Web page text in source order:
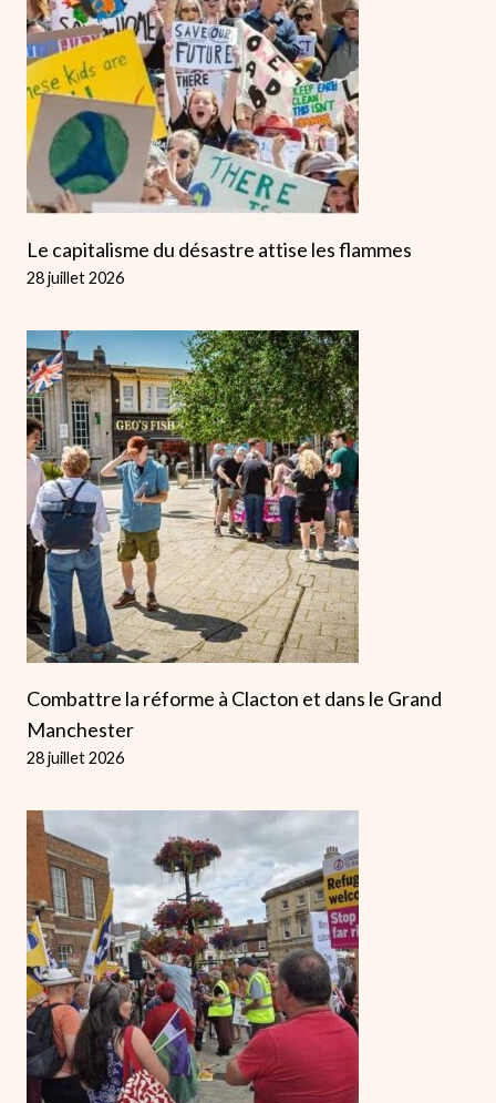
Le capitalisme du désastre attise les flammes
28 juillet 2026
Combattre la réforme à Clacton et dans le Grand
Manchester
28 juillet 2026